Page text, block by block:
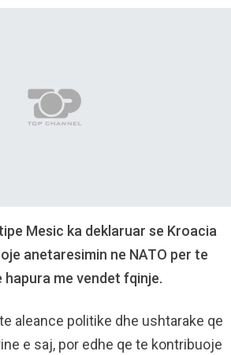
Mesic ka deklaruar se Kroacia
anetaresimin ne NATO per te
me vendet fqinje.
aleance politike dhe ushtarake qe
e saj, por edhe qe te kontribuoje